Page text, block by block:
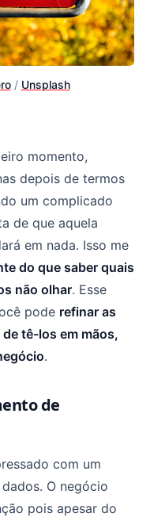
/ Unsplash
irrelevantes
momento,
depois de termos
um complicado
de que aquela
em nada. Isso me
do que saber quais
não olhar. Esse
pode refinar as
tê-los em mãos,
.
de
com um
O negócio
pois apesar do